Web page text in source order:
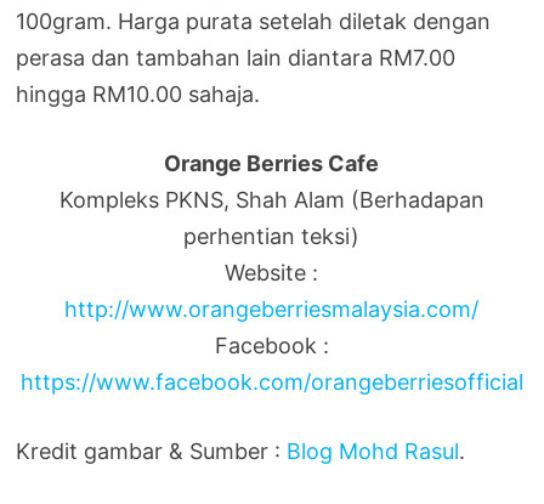
100gram. Harga purata setelah diletak dengan
perasa dan tambahan lain diantara RM7.00
hingga RM10.00 sahaja.
Orange Berries Cafe
Kompleks PKNS, Shah Alam (Berhadapan
perhentian teksi)
Website :
http://www.orangeberriesmalaysia.com/
Facebook :
https://www.facebook.com/orangeberriesofficial
Kredit gambar & Sumber : Blog Mohd Rasul.